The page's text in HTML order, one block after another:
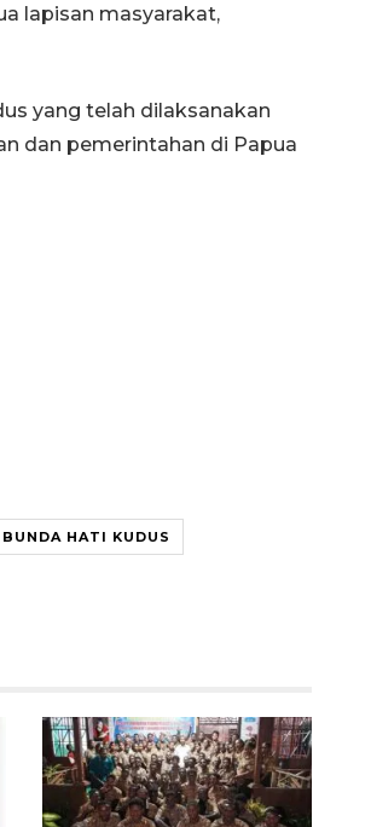
lapisan masyarakat,
yang telah dilaksanakan
dan pemerintahan di Papua
HATI KUDUS